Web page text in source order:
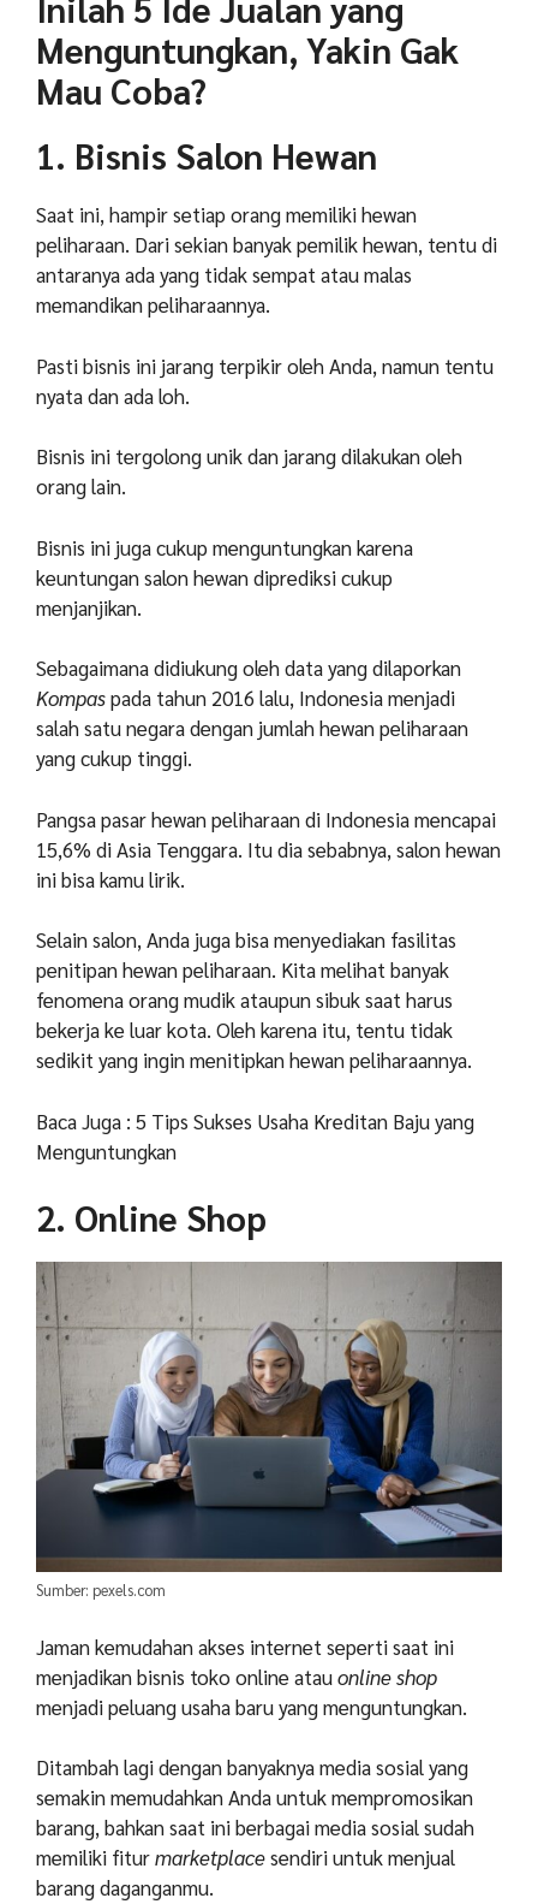
Menguntungkan, Yakin Gak
Mau Coba?
1. Bisnis Salon Hewan
Saat ini, hampir setiap orang memiliki hewan
peliharaan. Dari sekian banyak pemilik hewan, tentu di
antaranya ada yang tidak sempat atau malas
memandikan peliharaannya.
Pasti bisnis ini jarang terpikir oleh Anda, namun tentu
nyata dan ada loh.
Bisnis ini tergolong unik dan jarang dilakukan oleh
orang lain.
Bisnis ini juga cukup menguntungkan karena
keuntungan salon hewan diprediksi cukup
menjanjikan.
Sebagaimana didiukung oleh data yang dilaporkan
Kompaspada tahun 2016 lalu, Indonesia menjadi
salah satu negara dengan jumlah hewan peliharaan
yang cukup tinggi.
Pangsa pasar hewan peliharaan di Indonesia mencapai
15,6% di Asia Tenggara. Itu dia sebabnya, salon hewan
ini bisa kamu lirik.
Selain salon, Anda juga bisa menyediakan fasilitas
penitipan hewan peliharaan. Kita melihat banyak
fenomena orang mudik ataupun sibuk saat harus
bekerja ke luar kota. Oleh karena itu, tentu tidak
sedikit yang ingin menitipkan hewan peliharaannya.
Baca Juga : 5 Tips Sukses Usaha Kreditan Baju yang
Menguntungkan
2. Online Shop
Sumber: pexels.com
Jaman kemudahan akses internet seperti saat ini
menjadikan bisnis toko online atauonline shop
menjadi peluang usaha baru yang menguntungkan.
Ditambah lagi dengan banyaknya media sosial yang
semakin memudahkan Anda untuk mempromosikan
barang, bahkan saat ini berbagai media sosial sudah
memiliki fiturmarketplacesendiri untuk menjual
barang daganganmu.